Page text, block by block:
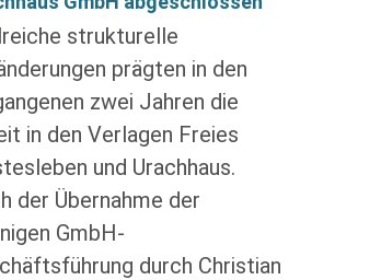
strukturelle
prägten in den
zwei Jahren die
in den Verlagen Freies
und Urachhaus.
der Übernahme der
GmbH-
durch Christian